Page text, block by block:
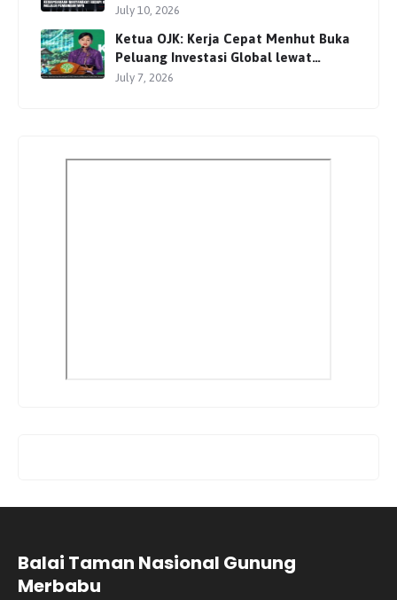
Karhutla Melalui Pembinaan MPA
July 10, 2026
Ketua OJK: Kerja Cepat Menhut Buka
Peluang Investasi Global lewat
Perdagangan Karbon
July 7, 2026
Balai Taman Nasional Gunung
Merbabu